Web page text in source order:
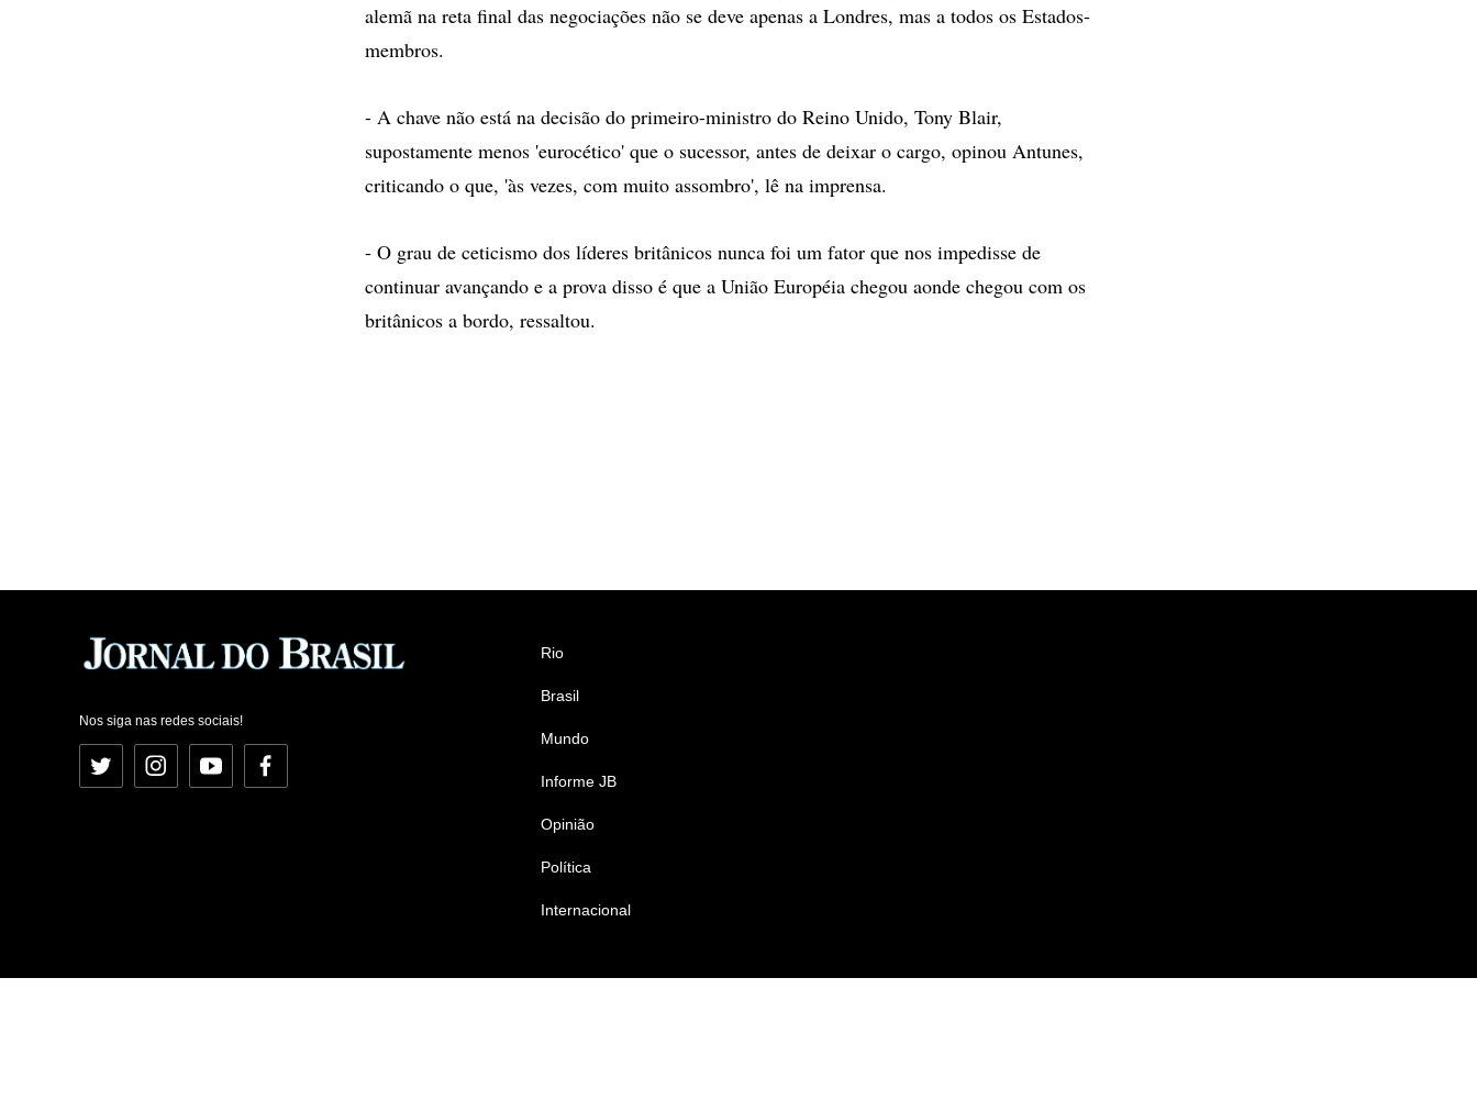
alemã na reta final das negociações não se deve apenas a Londres, mas a todos os Estados-
membros.
- A chave não está na decisão do primeiro-ministro do Reino Unido, Tony Blair,
supostamente menos 'eurocético' que o sucessor, antes de deixar o cargo, opinou Antunes,
criticando o que, 'às vezes, com muito assombro', lê na imprensa.
- O grau de ceticismo dos líderes britânicos nunca foi um fator que nos impedisse de
continuar avançando e a prova disso é que a União Européia chegou aonde chegou com os
britânicos a bordo, ressaltou.
Nos siga nas redes sociais!
Twitter InstagramYouTubeFacebook
Rio
Brasil
Mundo
Informe JB
Opinião
Política
Internacional